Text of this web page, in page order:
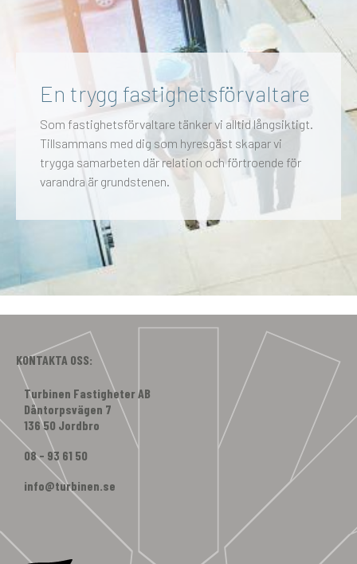
En trygg fastighetsförvaltare
Som fastighetsförvaltare tänker vi alltid långsiktigt.
Tillsammans med dig som hyresgäst skapar vi
trygga samarbeten där relation och förtroende för
varandra är grundstenen.
KONTAKTA OSS:
Turbinen Fastigheter AB
Dåntorpsvägen 7
136 50 Jordbro
08 - 93 61 50
info@turbinen.se
Facebook
Instagram